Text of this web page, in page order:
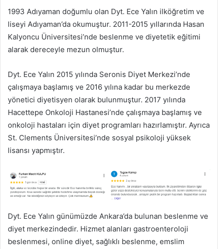
1993 Adıyaman doğumlu olan Dyt. Ece Yalın ilköğretim ve
liseyi Adıyaman’da okumuştur. 2011-2015 yıllarında Hasan
Kalyoncu Üniversitesi’nde beslenme ve diyetetik eğitimi
alarak dereceyle mezun olmuştur.
Dyt. Ece Yalın 2015 yılında Seronis Diyet Merkezi’nde
çalışmaya başlamış ve 2016 yılına kadar bu merkezde
yönetici diyetisyen olarak bulunmuştur. 2017 yılında
Hacettepe Onkoloji Hastanesi’nde çalışmaya başlamış ve
onkoloji hastaları için diyet programları hazırlamıştır. Ayrıca
St. Clements Üniversitesi’nde sosyal psikoloji yüksek
lisansı yapmıştır.
Dyt. Ece Yalın günümüzde Ankara’da bulunan beslenme ve
diyet merkezindedir. Hizmet alanları gastroenteroloji
beslenmesi, online diyet, sağlıklı beslenme, emslim